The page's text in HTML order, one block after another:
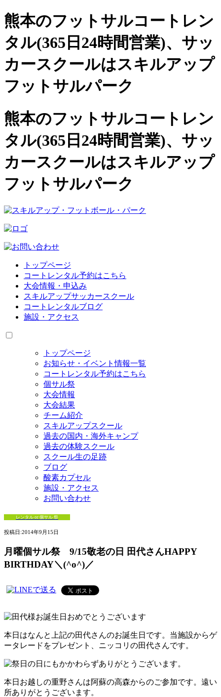
熊本のフットサルコートレン
タル(365日24時間営業)、 サッ
カースクールはスキルアップ
フットサルパーク
熊本のフットサルコートレン
タル(365日24時間営業)、サッ
カースクールはスキルアップ
フットサルパーク
トップページ
コートレンタル予約はこちら
大会情報・申込み
スキルアップサッカースクール
コートレンタルブログ
施設・アクセス
トップページ
お知らせ・イベント情報一覧
コートレンタル予約はこちら
個サル祭
大会情報
大会結果
チーム紹介
スキルアップスクール
過去の国内・海外キャンプ
過去の体験スクール
スクール生の足跡
ブログ
酸素カプセル
施設・アクセス
お問い合わせ
レンタル or 個サル 祭
投稿日:2014年9月15日
月曜個サル祭 9/15敬老の日 田代さんHAPPY
BIRTHDAY＼(^o^)／
本日はなんと上記の田代さんのお誕生日です。当施設からゲ
ータレードをプレゼント、ニッコリの田代さんです。
本日お越しの重野さんは阿蘇の高森からのご参加です。遠い
所ありがとうございます。